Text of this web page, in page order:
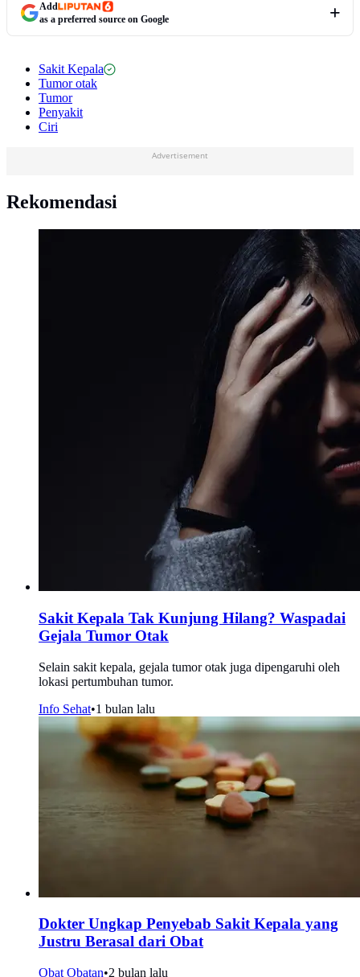
Add
as a preferred source on Google
Sakit Kepala
Tumor otak
Tumor
Penyakit
Ciri
Advertisement
Rekomendasi
Sakit Kepala Tak Kunjung Hilang? Waspadai
Gejala Tumor Otak
Selain sakit kepala, gejala tumor otak juga dipengaruhi oleh
lokasi pertumbuhan tumor.
Info Sehat•1 bulan lalu
Dokter Ungkap Penyebab Sakit Kepala yang
Justru Berasal dari Obat
Obat Obatan•2 bulan lalu